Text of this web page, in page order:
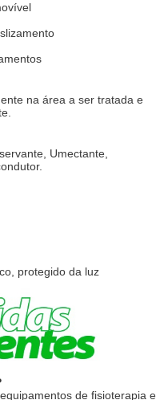
na área a ser tratada e
Umectante,
protegido da luz
de fisioterapia e